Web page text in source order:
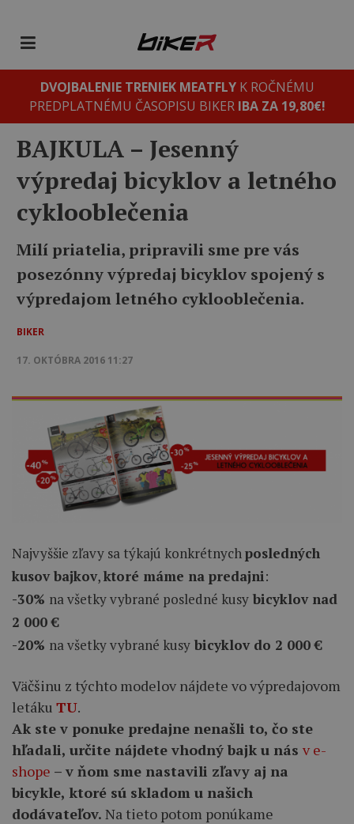
DVOJBALENIE TRENIEK MEATFLYK ROČNÉMU
PREDPLATNÉMU ČASOPISU BIKER IBA ZA 19,80€!
BAJKULA – Jesenný
výpredaj bicyklov a letného
cyklooblečenia
Milí priatelia, pripravili sme pre vás
posezónny výpredaj bicyklov spojený s
výpredajom letného cyklooblečenia.
BIKER
17. OKTÓBRA 2016 11:27
Najvyššie zľavy sa týkajú konkrétnych posledných
kusov bajkov,ktoré máme na predajni:
-30% na všetky vybrané posledné kusy bicyklov nad
2 000 €
-20% na všetky vybrané kusy bicyklov do 2 000 €
Väčšinu z týchto modelov nájdete vo výpredajovom
letáku TU.
Ak ste v ponuke predajne nenašli to, čo ste
hľadali, určite nájdete vhodný bajk u nás v e-
shope – v ňom sme nastavili zľavy aj na
bicykle, ktoré sú skladom u našich
dodávateľov. Na tieto potom ponúkame